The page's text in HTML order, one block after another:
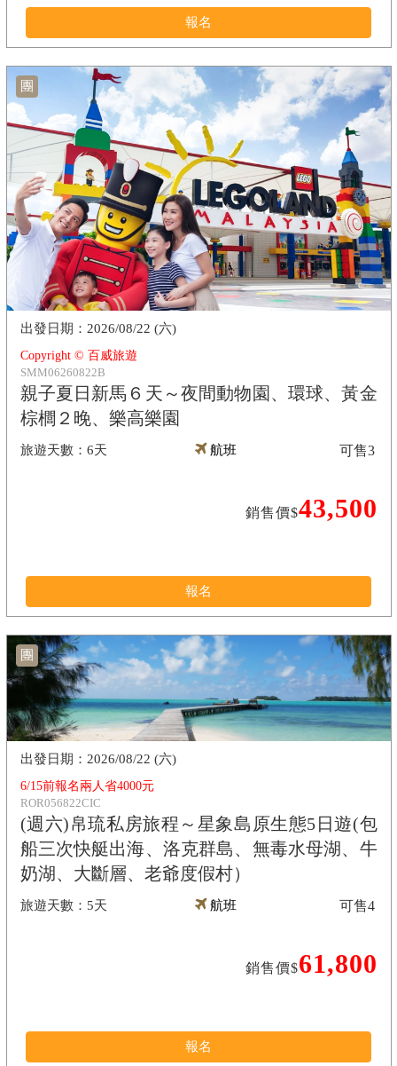
報名
團
Copyright © 百威旅遊
SMM06260822B
親子夏日新馬６天～夜間動物園、環球、黃金
棕櫚２晚、樂高樂園
6天
2026/08/22 (六)
航班
銷售價$43,500
可售3
報名
團
6/15前報名兩人省4000元
ROR056822CIC
(週六)帛琉私房旅程～星象島原生態5日遊(包
船三次快艇出海、洛克群島、無毒水母湖、牛
奶湖、大斷層、老爺度假村）
5天
2026/08/22 (六)
航班
銷售價$61,800
可售4
報名